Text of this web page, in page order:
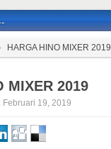
HARGA HINO MIXER 2019
MIXER 2019
Februari 19, 2019